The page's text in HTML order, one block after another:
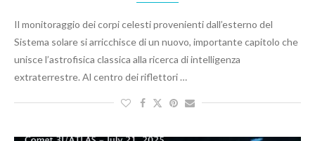
Il monitoraggio dei corpi celesti provenienti dall’esterno del
Sistema solare si arricchisce di un nuovo, importante capitolo che
unisce l’astrofisica classica alla ricerca di intelligenza
extraterrestre. Al centro dei riflettori …